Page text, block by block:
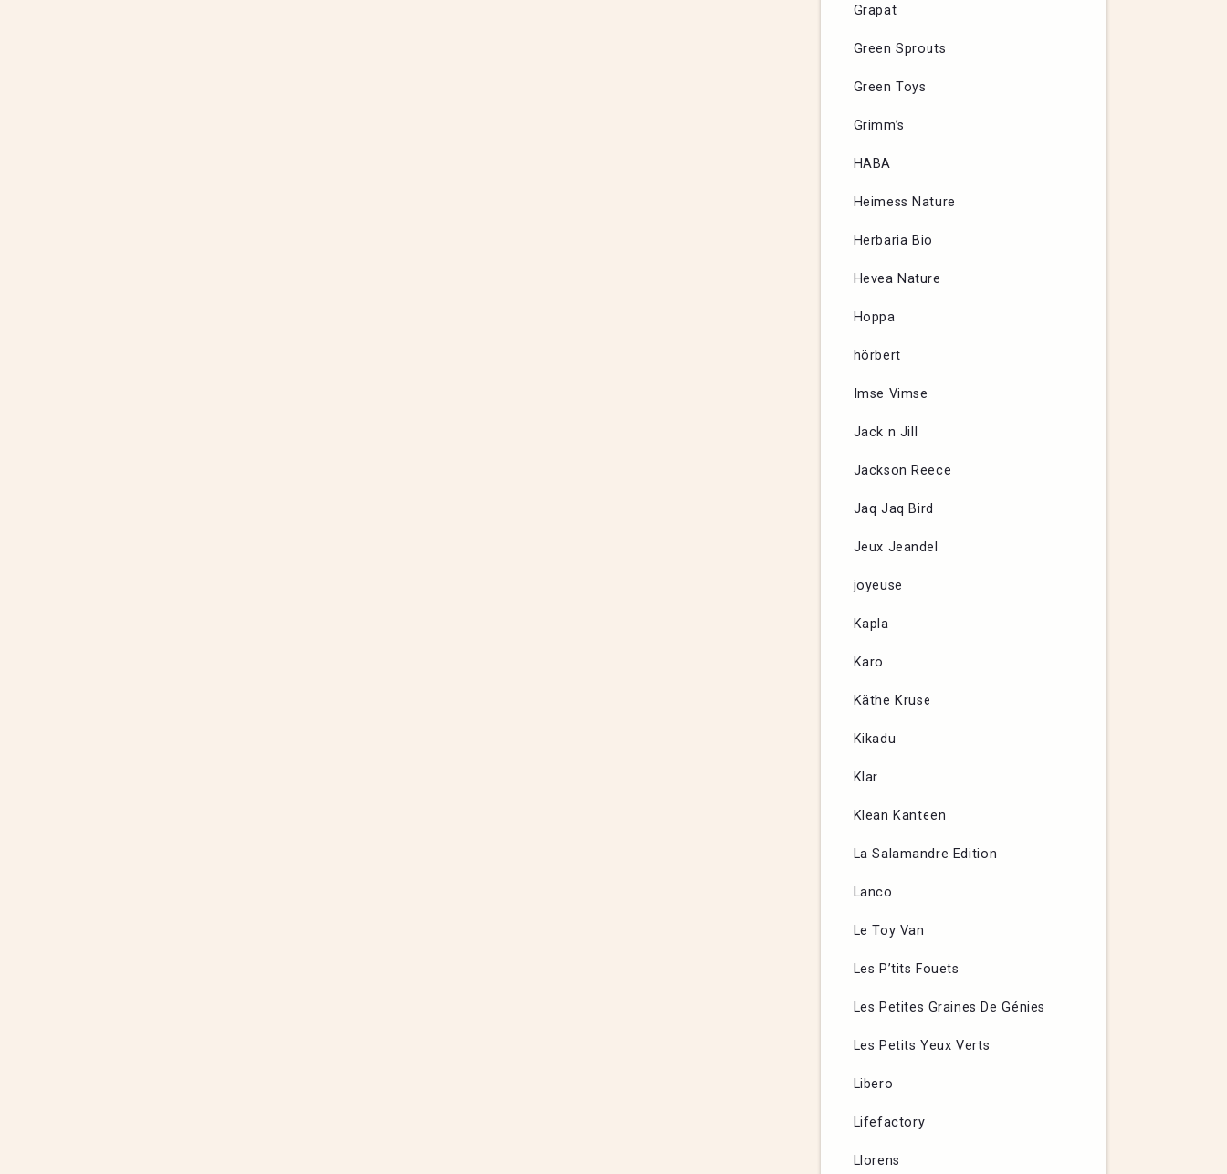
Grapat
Green Sprouts
Green Toys
Grimm’s
HABA
Heimess Nature
Herbaria Bio
Hevea Nature
Hoppa
hörbert
Imse Vimse
Jack n Jill
Jackson Reece
Jaq Jaq Bird
Jeux Jeandel
joyeuse
Kapla
Karo
Käthe Kruse
Kikadu
Klar
Klean Kanteen
La Salamandre Edition
Lanco
Le Toy Van
Les P’tits Fouets
Les Petites Graines De Génies
Les Petits Yeux Verts
Libero
Lifefactory
Llorens